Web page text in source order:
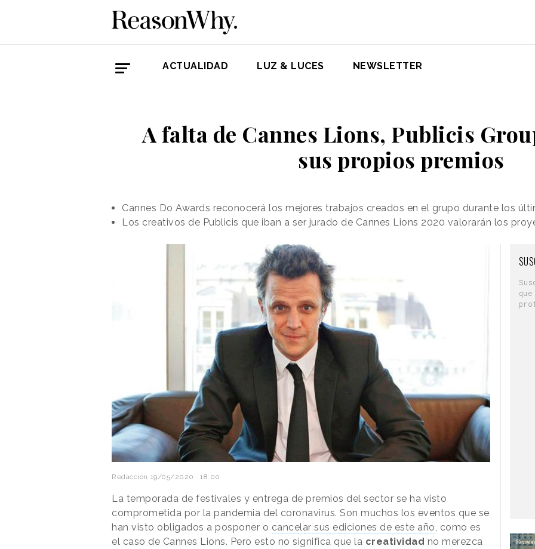
ACTUALIDAD LUZ & LUCES NEWSLETTER
A falta de Cannes Lions, Publicis
sus propios premios
Cannes Do Awards reconocerá los mejores trabajos creados en el grupo durante los
Los creativos de Publicis que iban a ser jurado de Cannes Lions 2020 valorarán los
Redacción 19/05/2020 · 18:00
La temporada de festivales y entrega de premios del sector se ha visto
comprometida por la pandemia del coronavirus. Son muchos los eventos que se
han visto obligados a posponer o cancelar sus ediciones de este año , como es
el caso de Cannes Lions. Pero esto no significa que la creatividad no merezca